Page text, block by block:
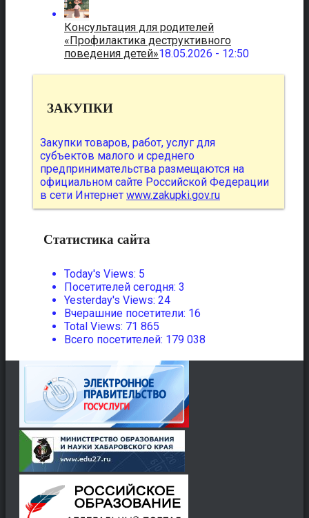
Консультация для родителей
«Профилактика деструктивного
поведения детей»18.05.2026 - 12:50
ЗАКУПКИ
Закупки товаров, работ, услуг для
субъектов малого и среднего
предпринимательства размещаются на
официальном сайте Российской Федерации
в сети Интернет www.zakupki.gov.ru
Статистика сайта
Today's Views: 5
Посетителей сегодня: 3
Yesterday's Views: 24
Вчерашние посетители: 16
Total Views: 71 865
Всего посетителей: 179 038